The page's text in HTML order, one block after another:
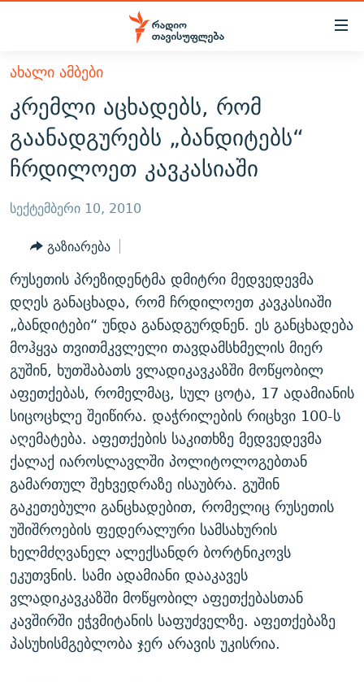
Accessibility
მთავარ
შინაარსზე
დაბრუნება
მთავარ
ნავიგაციაზე
დაბრუნება
ძიებაზე
ᲐᲮᲐᲚᲘ ᲐᲛᲑᲔᲑᲘ
ᲗᲔᲛᲔᲑᲘ
ᲞᲝᲚᲘᲢᲘᲙᲐ
ᲔᲙᲝᲜᲝᲛᲘᲙᲐ
ᲡᲐᲖᲝᲒᲐᲓᲝᲔᲑᲐ
ᲕᲘᲓᲔᲝ
ᲑᲚᲝᲒᲔᲑᲘ
ᲞᲝᲓᲙᲐᲡᲢᲔᲑᲘ
60 ᲓᲔᲪᲘᲑᲔᲚᲘ
ᲒᲐᲜᲙᲘᲗᲮᲕᲘᲡ ᲓᲦᲔ
ᲓᲘᲚᲘᲡ ᲡᲐᲣᲑᲠᲔᲑᲘ
ᲛᲝᲚᲐᲞᲐᲠᲐᲙᲔ ᲢᲔᲥᲡᲢᲔᲑᲘ
ᲨᲘᲜ - ᲣᲪᲮᲝᲔᲗᲨᲘ
ᲚᲘᲢᲔᲠᲐᲢᲣᲠᲣᲚᲘ ᲬᲐᲮᲜᲐᲒᲔᲑᲘ
ᲐᲛᲔᲠᲘᲙᲣᲚᲘ ᲛᲝᲗᲮᲠᲝᲑᲐ
ᲘᲛᲞᲔᲠᲘᲐ ᲓᲐ ᲠᲐᲓᲘᲝ
ᲤᲔᲜᲝᲕᲐᲜᲘ - 2.10
ᲗᲥᲕᲔᲜᲘ ᲞᲣᲑᲚᲘᲙᲐᲪᲘᲔᲑᲘ
ᲞᲠᲝᲔᲥᲢᲔᲑᲘ
ᲣᲙᲠᲐᲘᲜᲐᲨᲘ ᲓᲐᲦᲣᲞᲣᲚᲘ ᲥᲐᲠᲗᲕᲔᲚᲘ ᲛᲔᲑᲠᲫᲝᲚᲔᲑᲘ - 2022
ᲓᲐᲛᲝᲣᲙᲘᲓᲔᲑᲚᲝᲑᲘᲡ 100 ᲬᲔᲚᲘ
ᲩᲔᲛᲘ ᲡᲘᲙᲕᲓᲘᲚᲘᲡ ᲛᲘᲖᲔᲖᲘᲐ COVID-19
11 ᲬᲔᲚᲘ - 11 ᲐᲛᲑᲐᲕᲘ
ᲡᲐᲞᲐᲠᲚᲐᲛᲔᲜᲢᲝ ᲐᲠᲩᲔᲕᲜᲔᲑᲘᲡ ᲘᲡᲢᲝᲠᲘᲐ
ᲑᲐᲕᲨᲕᲔᲑᲘ ᲞᲠᲝᲡᲢᲘᲢᲣᲪᲘᲐᲨᲘ - ᲐᲛᲝᲣᲗᲥᲛᲔᲚᲘ ᲐᲛᲑᲐᲕᲘ
5 ᲐᲛᲑᲐᲕᲘ - 20 ᲘᲕᲜᲘᲡᲡ ᲓᲐᲨᲐᲕᲔᲑᲣᲚᲔᲑᲘ
ᲐᲒᲕᲘᲡᲢᲝᲡ ᲝᲛᲘ
ПРИВЕТ ᲙᲣᲚᲢᲣᲠᲐ
ЭХО КАВКАЗА
ᲒᲐᲛᲝᲘᲬᲔᲠᲔ
რთე/რთ-ის ყველა საიტი
ᲐᲮᲐᲚᲘ ᲐᲛᲑᲔᲑᲘ
კრემლი აცხადებს, რომ
გაანადგურებს „ბანდიტებს“
ჩრდილოეთ კავკასიაში
სექტემბერი 10, 2010
გაზიარება
რუსეთის პრეზიდენტმა დმიტრი მედვედევმა
დღეს განაცხადა, რომ ჩრდილოეთ კავკასიაში
„ბანდიტები“ უნდა განადგურდნენ. ეს განცხადება
მოჰყვა თვითმკვლელი თავდამსხმელის მიერ
გუშინ, ხუთშაბათს ვლადიკავკაზში მოწყობილ
აფეთქებას, რომელმაც, სულ ცოტა, 17 ადამიანის
სიცოცხლე შეიწირა. დაჭრილების რიცხვი 100-ს
აღემატება. აფეთქების საკითხზე მედვედევმა
ქალაქ იაროსლავლში პოლიტოლოგებთან
გამართულ შეხვედრაზე ისაუბრა. გუშინ
გაკეთებული განცხადებით, რომელიც რუსეთის
უშიშროების ფედერალური სამსახურის
ხელმძღვანელ ალექსანდრ ბორტნიკოვს
ეკუთვნის. სამი ადამიანი დააკავეს
ვლადიკავკაზში მოწყობილ აფეთქებასთან
კავშირში ეჭვმიტანის საფუძველზე. აფეთქებაზე
პასუხისმგებლობა ჯერ არავის უკისრია.